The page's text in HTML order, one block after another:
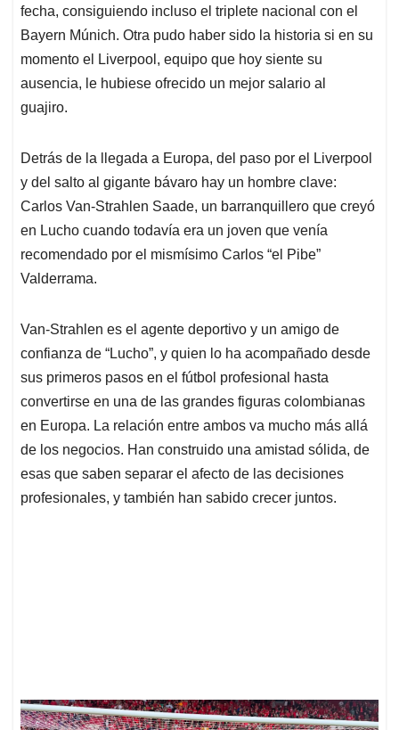
p
p
o
k
I
n
s
fecha, consiguiendo incluso el triplete nacional con el
Bayern Múnich. Otra pudo haber sido la historia si en su
momento el Liverpool, equipo que hoy siente su
ausencia, le hubiese ofrecido un mejor salario al
guajiro.
Detrás de la llegada a Europa, del paso por el Liverpool
y del salto al gigante bávaro hay un hombre clave:
Carlos Van-Strahlen Saade, un barranquillero que creyó
en Lucho cuando todavía era un joven que venía
recomendado por el mismísimo Carlos “el Pibe”
Valderrama.
Van-Strahlen es el agente deportivo y un amigo de
confianza de “Lucho”, y quien lo ha acompañado desde
sus primeros pasos en el fútbol profesional hasta
convertirse en una de las grandes figuras colombianas
en Europa. La relación entre ambos va mucho más allá
de los negocios. Han construido una amistad sólida, de
esas que saben separar el afecto de las decisiones
profesionales, y también han sabido crecer juntos.